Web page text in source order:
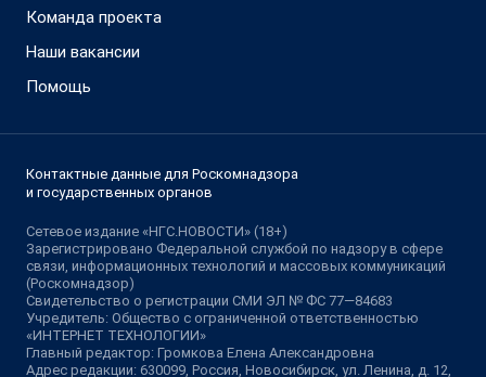
Команда проекта
Наши вакансии
Помощь
Контактные данные для Роскомнадзора
и государственных органов
Сетевое издание «НГС.НОВОСТИ» (18+)
Зарегистрировано Федеральной службой по надзору в сфере
связи, информационных технологий и массовых коммуникаций
(Роскомнадзор)
Свидетельство о регистрации СМИ ЭЛ № ФС 77—84683
Учредитель: Общество с ограниченной ответственностью
«ИНТЕРНЕТ ТЕХНОЛОГИИ»
Главный редактор: Громкова Елена Александровна
Адрес редакции: 630099, Россия, Новосибирск, ул. Ленина, д. 12,